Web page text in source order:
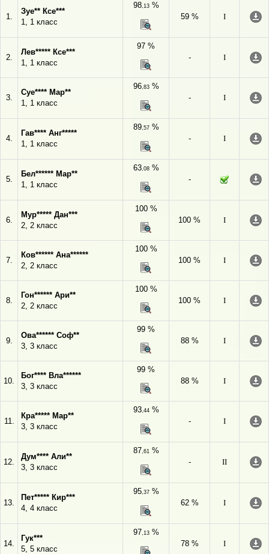
1.
Зуе** Ксе***
1, 1 класс
98,13%
59 %
I
2.
Лев***** Ксе***
1, 1 класс
97 %
-
I
3.
Суе**** Мар**
1, 1 класс
96,83%
-
I
4.
Гав**** Анг*****
1, 1 класс
89,57%
-
I
5.
Бел****** Мар**
1, 1 класс
63,08%
-
6.
Мур***** Дан***
2, 2 класс
100 %
100 %
I
7.
Ков****** Ана******
2, 2 класс
100 %
100 %
I
8.
Гон****** Ари**
2, 2 класс
100 %
100 %
I
9.
Ова****** Соф**
3, 3 класс
99 %
88 %
I
10.
Бог**** Вла******
3, 3 класс
99 %
88 %
I
11.
Кра***** Мар**
3, 3 класс
93,44%
-
I
12.
Дум**** Али**
3, 3 класс
87,61%
-
II
13.
Пет***** Кир***
4, 4 класс
95,37%
62 %
I
14.
Гук***
5, 5 класс
97,13%
78 %
I